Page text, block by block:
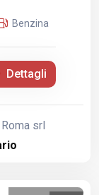
Benzina
Dettagli
srl